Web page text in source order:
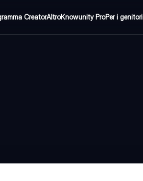
CreatorAltroKnowunity ProPer i genitori